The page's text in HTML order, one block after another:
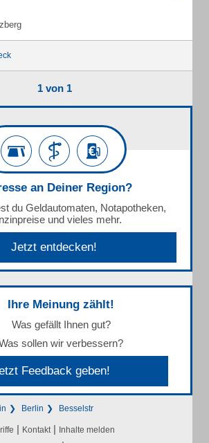
1 von 1
an Deiner Region?
du Geldautomaten, Notapotheken,
und vieles mehr.
Jetzt entdecken!
Ihre Meinung zählt!
Was gefällt Ihnen gut?
sollen wir verbessern?
Feedback geben!
Berlin Besselstr
| Kontakt | Inhalte melden